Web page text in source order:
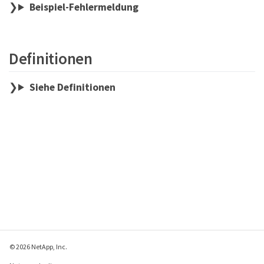
Beispiel-Fehlermeldung
Definitionen
Siehe Definitionen
© 2026 NetApp, Inc.